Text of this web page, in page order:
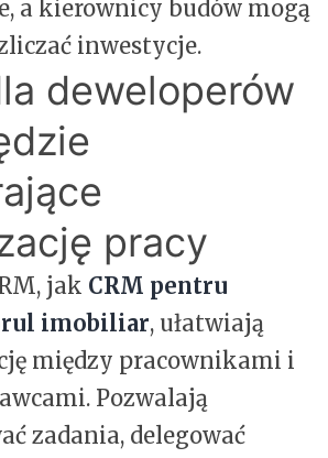
a kierownicy budów mogą
inwestycje.
deweloperów
pracy
jak CRM pentru
imobiliar, ułatwiają
między pracownikami i
Pozwalają
zadania, delegować